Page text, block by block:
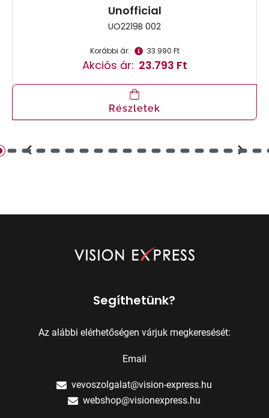
Unofficial
UO2219B 002
Korábbi ár: 33.990 Ft
Akciós ár: 23.793 Ft
Részletek
Segíthetünk?
Az alábbi elérhetőségen várjuk megkeresését:
Email
vevoszolgalat@vision-express.hu
webshop@visionexpress.hu